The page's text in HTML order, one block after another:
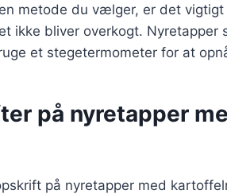
metode du vælger, er det
ikke bliver overkogt.
et stegetermometer for at
på nyretapper
på nyretapper med